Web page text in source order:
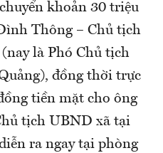
khoản 30 triệu
Thông – Chủ tịch
là Phó Chủ tịch
đồng thời trực
tiền mặt cho ông
tịch UBND xã tại
ra ngay tại phòng